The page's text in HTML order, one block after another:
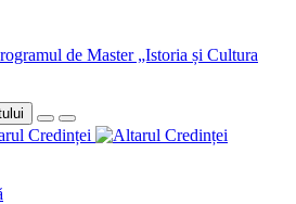
de Master „Istoria și Cultura